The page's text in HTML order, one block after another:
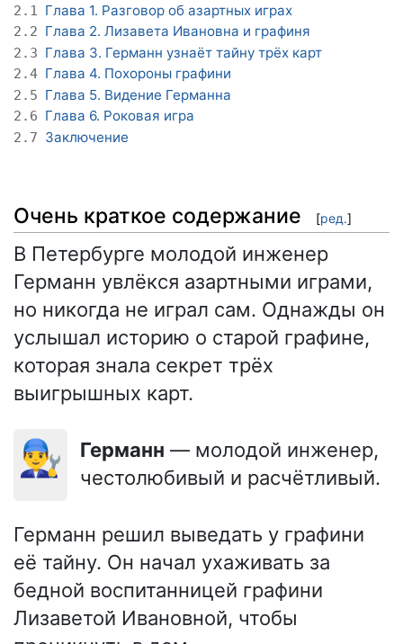
2.1 Глава 1. Разговор об азартных играх
2.2 Глава 2. Лизавета Ивановна и графиня
2.3 Глава 3. Германн узнаёт тайну трёх карт
2.4 Глава 4. Похороны графини
2.5 Глава 5. Видение Германна
2.6 Глава 6. Роковая игра
2.7 Заключение
Очень краткое содержание [ред.]
В Петербурге молодой инженер
Германн увлёкся азартными играми,
но никогда не играл сам. Однажды он
услышал историю о старой графине,
которая знала секрет трёх
выигрышных карт.
👨‍🔧 Германн — молодой инженер,
честолюбивый и расчётливый.
Германн решил выведать у графини
её тайну. Он начал ухаживать за
бедной воспитанницей графини
Лизаветой Ивановной, чтобы